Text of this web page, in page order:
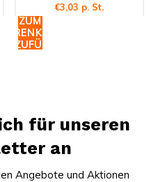
€3,03 p. St.
ZUM
WARENKORB
HINZUFÜGEN
für unseren
an
Angebote und Aktionen